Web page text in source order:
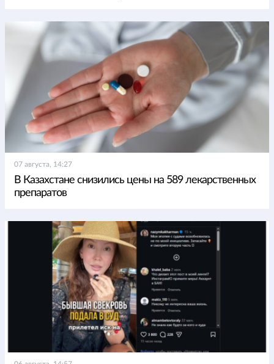
07 августа, 14:27
В Казахстане снизились цены на 589 лекарственных
препаратов